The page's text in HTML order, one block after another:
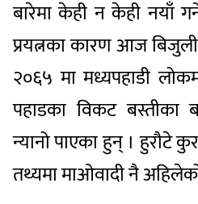
बारेमा केही न केही नयाँ
प्रयत्नका कारण आज
२०६५ मा मध्यपहाडी
पहाडका विकट बस्तीका
न्यानो पाएका हुन् । हुरौटे
तथ्यमा माओवादी नै